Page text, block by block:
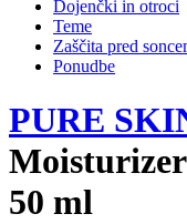
Dojenčki in otroci
Teme
Zaščita pred
Ponudbe
PURE
50 ml